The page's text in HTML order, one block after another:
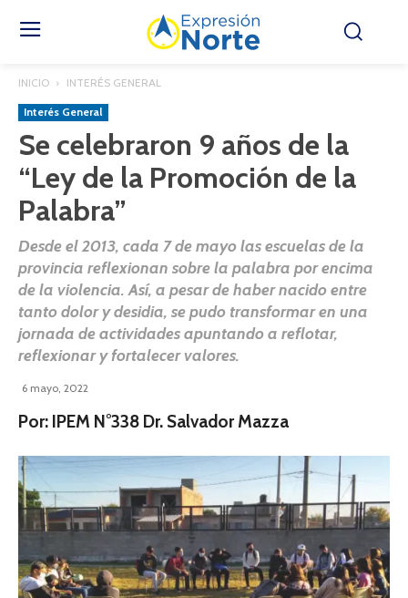
INICIO INTERÉS GENERAL
Interés General
Se celebraron 9 años de la
“Ley de la Promoción de la
Palabra”
Desde el 2013, cada 7 de mayo las escuelas de la
provincia reflexionan sobre la palabra por encima
de la violencia. Así, a pesar de haber nacido entre
tanto dolor y desidia, se pudo transformar en una
jornada de actividades apuntando a reflotar,
reflexionar y fortalecer valores.
6 mayo, 2022
Por: IPEM N°338 Dr. Salvador Mazza